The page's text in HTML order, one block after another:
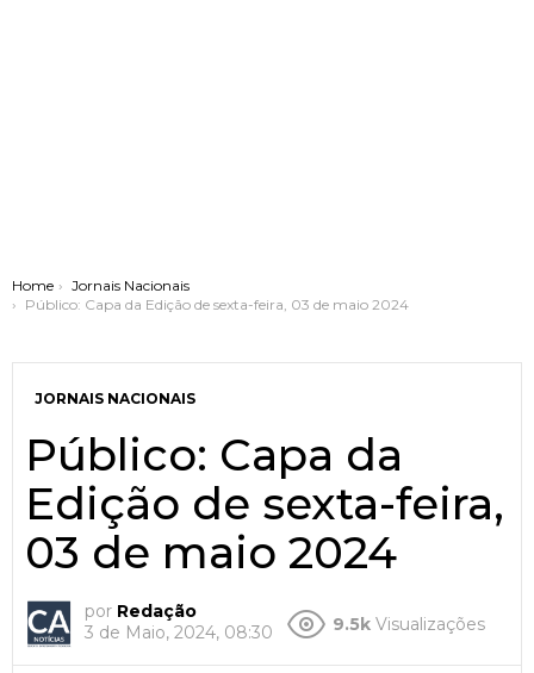
You are here:
Home
Jornais Nacionais
Público: Capa da Edição de sexta-feira, 03 de maio 2024
JORNAIS NACIONAIS
Público: Capa da
Edição de sexta-feira,
03 de maio 2024
por Redação
3 de Maio, 2024, 08:30
9.5k Visualizações